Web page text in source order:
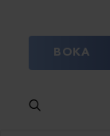
BOKA